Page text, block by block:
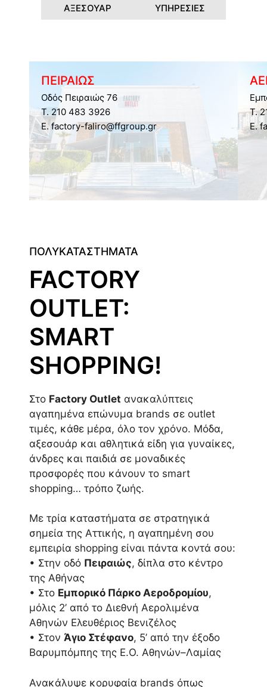
ΑΞΕΣΟΥΑΡ ΥΠΗΡΕΣΙΕΣ
ΠΟΛΥΚΑΤΑΣΤΗΜΑΤΑ
FACTORY
OUTLET:
SMART
SHOPPING!
Στο Factory Outlet ανακαλύπτεις
αγαπημένα επώνυμα brands σε outlet
τιμές, κάθε μέρα, όλο τον χρόνο. Μόδα,
αξεσουάρ και αθλητικά είδη για γυναίκες,
άνδρες και παιδιά σε μοναδικές
προσφορές που κάνουν το smart
shopping… τρόπο ζωής.
Με τρία καταστήματα σε στρατηγικά
σημεία της Αττικής, η αγαπημένη σου
εμπειρία shopping είναι πάντα κοντά σου:
• Στην οδό Πειραιώς, δίπλα στο κέντρο
της Αθήνας
• Στο Εμπορικό Πάρκο Αεροδρομίου,
μόλις 2’ από το Διεθνή Αερολιμένα
Αθηνών Ελευθέριος Βενιζέλος
• Στον Άγιο Στέφανο, 5’ από την έξοδο
Βαρυμπόμπης της Ε.Ο. Αθηνών–Λαμίας
Ανακάλυψε κορυφαία brands όπως
ΠΕΙΡΑΙΩΣ
Οδός Πειραιώς 76
Τ. 210 483 3926
E. factory-faliro@ffgroup.gr
Τ.
E.